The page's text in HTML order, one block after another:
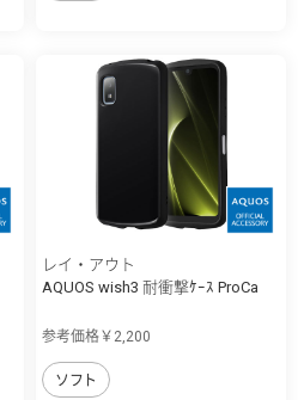
レイ・アウト
AQUOS wish3 耐衝撃ｹｰｽ ProCa
参考価格￥2,200
ソフト